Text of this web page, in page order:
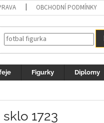
OBCHODNÍ PODMÍNKY
Figurky Diplomy
1723